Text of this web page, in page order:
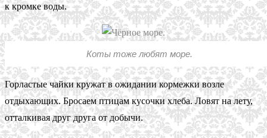
к кромке воды.
Коты тоже любят море.
Горластые чайки кружат в ожидании кормежки возле
отдыхающих. Бросаем птицам кусочки хлеба. Ловят на лету,
отталкивая друг друга от добычи.